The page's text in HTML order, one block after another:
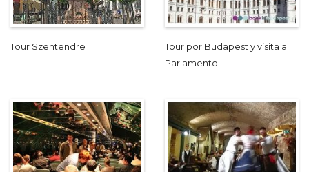
Tour Szentendre
Tour por Budapest y visita al
Parlamento